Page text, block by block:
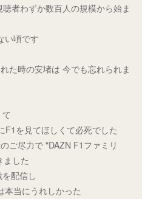
者わずか数百人の規模から始ま
い頃です
た時の安堵は 今でも忘れられま
F1を見てほしくて必死でした
ご尽力で "DAZN F1ファミリ
ました
配信し
本当にうれしかった